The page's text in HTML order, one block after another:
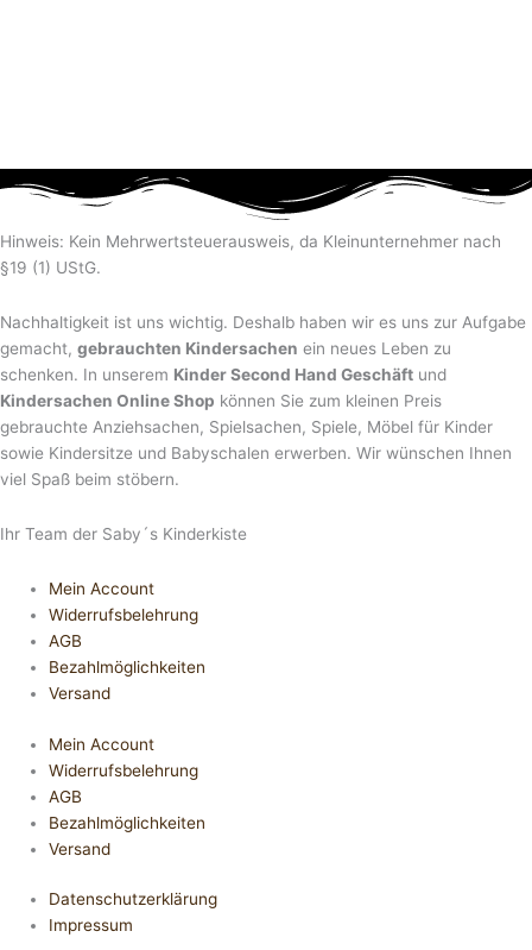
Hinweis: Kein Mehrwertsteuerausweis, da Kleinunternehmer nach
§19 (1) UStG.
Nachhaltigkeit ist uns wichtig. Deshalb haben wir es uns zur Aufgabe
gemacht, gebrauchten Kindersachen ein neues Leben zu
schenken. In unserem Kinder Second Hand Geschäft und
Kindersachen Online Shop können Sie zum kleinen Preis
gebrauchte Anziehsachen, Spiel­sachen, Spiele, Möbel für Kinder
sowie Kindersitze und Babyschalen erwerben. Wir wünschen Ihnen
viel Spaß beim stöbern.
Ihr Team der Saby´s Kinderkiste
Mein Account
Widerrufsbelehrung
AGB
Bezahlmöglichkeiten
Versand
Mein Account
Widerrufsbelehrung
AGB
Bezahlmöglichkeiten
Versand
Datenschutzerklärung
Impressum